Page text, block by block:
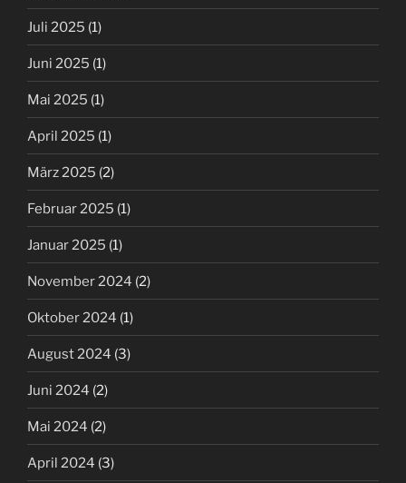
Juli 2025 (1)
Juni 2025 (1)
Mai 2025 (1)
April 2025 (1)
März 2025 (2)
Februar 2025 (1)
Januar 2025 (1)
November 2024 (2)
Oktober 2024 (1)
August 2024 (3)
Juni 2024 (2)
Mai 2024 (2)
April 2024 (3)